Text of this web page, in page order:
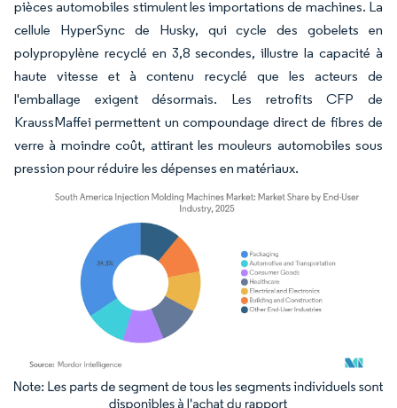
pièces automobiles stimulent les importations de machines. La
cellule HyperSync de Husky, qui cycle des gobelets en
polypropylène recyclé en 3,8 secondes, illustre la capacité à
haute vitesse et à contenu recyclé que les acteurs de
l'emballage exigent désormais. Les retrofits CFP de
KraussMaffei permettent un compoundage direct de fibres de
verre à moindre coût, attirant les mouleurs automobiles sous
pression pour réduire les dépenses en matériaux.
Image © Mordor Intelligence. La réutilisation nécessite une attribution sous CC BY